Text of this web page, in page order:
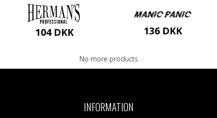
104 DKK 136 DKK
No more products
INFORMATION